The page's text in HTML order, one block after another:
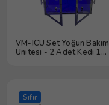
VM-ICU Set Yoğun Bakım
Ünitesi - 2 Adet Kedi 1
Sıfır